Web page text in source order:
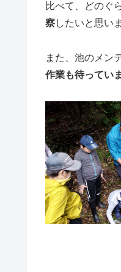
比べて、どのぐ
察したいと思い
また、池のメン
作業も待ってい